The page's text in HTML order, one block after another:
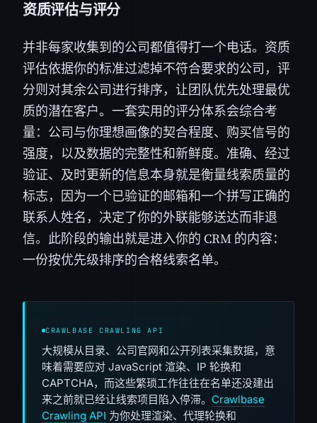
资质评估与评分
并非每家收集到的公司都值得打一个电话。资质
评估依据你的标准过滤掉不符合要求的公司，评
分则对其余公司进行排序，让团队优先处理最优
质的潜在客户。一套实用的评分体系会综合考
量：公司与你理想画像的契合程度、购买信号的
强度，以及数据的完整性和新鲜度。准确、经过
验证、及时更新的信息本身就是衡量线索质量的
标志，因为一个已验证的邮箱和一个拼写正确的
联系人姓名，决定了你的外联能够送达而非退
信。此阶段的输出就是进入你的 CRM 的内容：
一份按优先级排序的合格线索名单。
CRAWLBASE CRAWLING API
大规模从目录、公司官网和公开列表采集数据，意
味着需要应对 JavaScript 渲染、IP 轮换和
CAPTCHA，而这些繁琐工作往往在名单还没建出
来之前就已经让线索项目陷入停滞。 Crawlbase
Crawling API 为你处理渲染、代理轮换和